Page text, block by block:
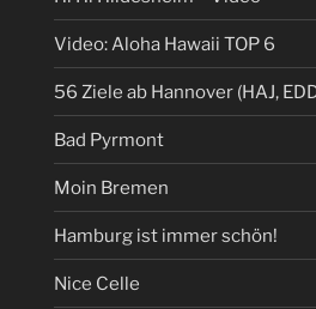
Video: Aloha Hawaii TOP 6
56 Ziele ab Hannover (HAJ,
Bad Pyrmont
Moin Bremen
Hamburg ist immer schön!
Nice Celle